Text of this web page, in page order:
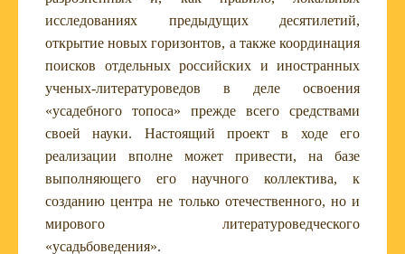
исследованиях предыдущих десятилетий,
открытие новых горизонтов, а также координация
поисков отдельных российских и иностранных
ученых-литературоведов в деле освоения
«усадебного топоса» прежде всего средствами
своей науки. Настоящий проект в ходе его
реализации вполне может привести, на базе
выполняющего его научного коллектива, к
созданию центра не только отечественного, но и
мирового литературоведческого
«усадьбоведения».